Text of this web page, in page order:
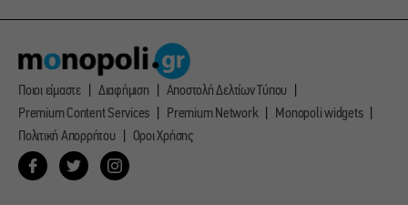
Ποιοι είμαστε Διαφήμιση
Αποστολή Δελτίων Τύπου
Premium Content Services
Premium Network
Monopoli widgets
Πολιτική Απορρήτου
Οροι Χρήσης